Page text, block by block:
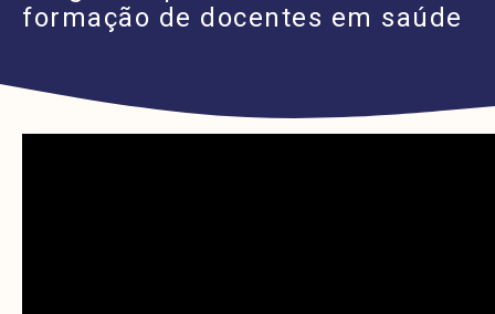
formação de docentes em saúde